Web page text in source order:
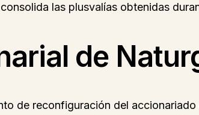
las plusvalías obtenidas
de
de reconfiguración del